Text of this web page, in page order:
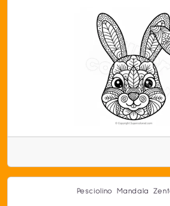
Pesciolino Mandala